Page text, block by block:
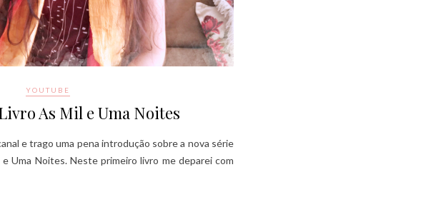
YOUTUBE
As Mil e Uma Noites
e trago uma pena introdução sobre a nova série
Uma Noites. Neste primeiro livro me deparei com